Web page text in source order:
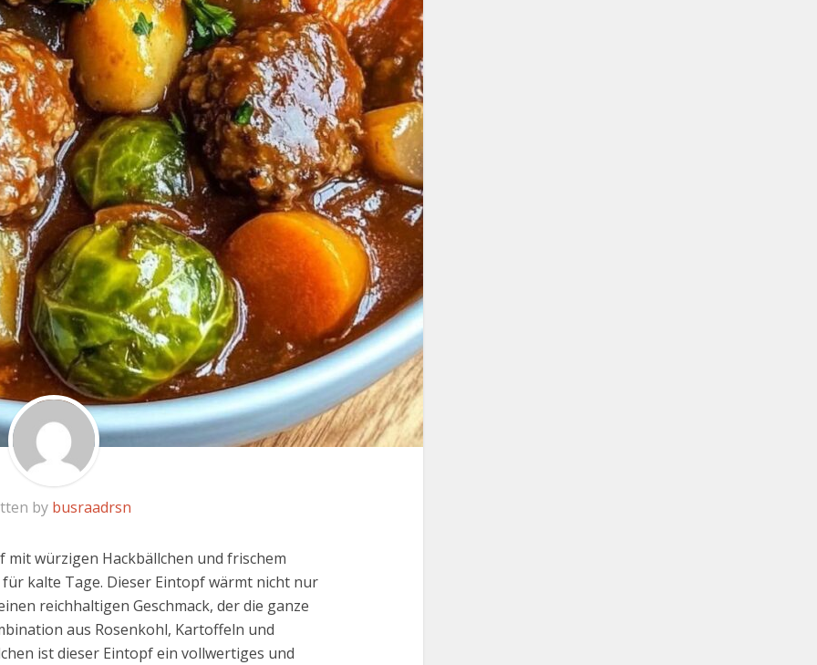
by busraadrsn
würzigen Hackbällchen und frischem
kalte Tage. Dieser Eintopf wärmt nicht nur
reichhaltigen Geschmack, der die ganze
aus Rosenkohl, Kartoffeln und
ist dieser Eintopf ein vollwertiges und